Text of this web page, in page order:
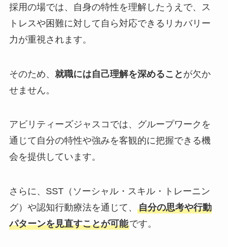
採用の場では、自身の特性を理解したうえで、ス
トレスや困難に対して自ら対応できるリカバリー
力が重視されます。
そのため、 就職には自己理解を深めること が欠か
せません。
アビリティーズジャスコでは、グループワークを
通じて自分の特性や強みを客観的に把握できる機
会を提供しています。
さらに、SST（ソーシャル・スキル・トレーニン
グ）や認知行動療法を通じて、 自分の思考や行動
パターンを見直すことが可能です。